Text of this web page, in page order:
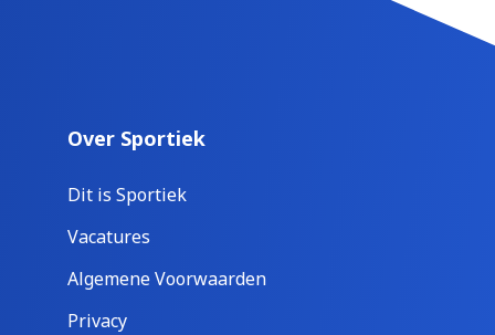
Over Sportiek
Dit is Sportiek
Vacatures
Algemene Voorwaarden
Privacy